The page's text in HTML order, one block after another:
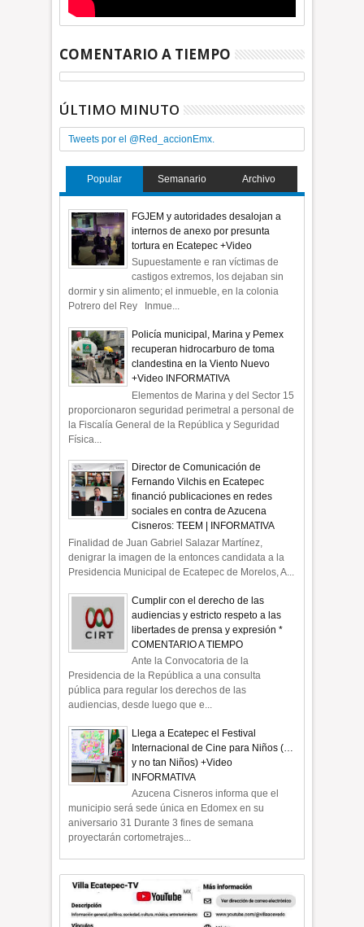
COMENTARIO A TIEMPO
ÚLTIMO MINUTO
Tweets por el @Red_accionEmx.
Popular Semanario Archivo
FGJEM y autoridades desalojan a
internos de anexo por presunta
tortura en Ecatepec +Video
Supuestamente e ran víctimas de
castigos extremos, los dejaban sin
dormir y sin alimento; el inmueble, en la colonia
Potrero del Rey Inmue...
Policía municipal, Marina y Pemex
recuperan hidrocarburo de toma
clandestina en la Viento Nuevo
+Video INFORMATIVA
Elementos de Marina y del Sector 15
proporcionaron seguridad perimetral a personal de
la Fiscalía General de la República y Seguridad
Física...
Director de Comunicación de
Fernando Vilchis en Ecatepec
financió publicaciones en redes
sociales en contra de Azucena
Cisneros: TEEM | INFORMATIVA
Finalidad de Juan Gabriel Salazar Martínez,
denigrar la imagen de la entonces candidata a la
Presidencia Municipal de Ecatepec de Morelos, A...
Cumplir con el derecho de las
audiencias y estricto respeto a las
libertades de prensa y expresión *
COMENTARIO A TIEMPO
Ante la Convocatoria de la
Presidencia de la República a una consulta
pública para regular los derechos de las
audiencias, desde luego que e...
Llega a Ecatepec el Festival
Internacional de Cine para Niños (…
y no tan Niños) +Video
INFORMATIVA
Azucena Cisneros informa que el
municipio será sede única en Edomex en su
aniversario 31 Durante 3 fines de semana
proyectarán cortometrajes...